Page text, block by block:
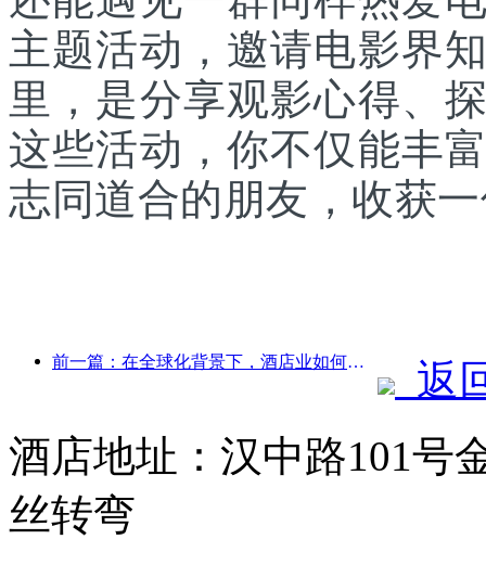
主题活动，邀请电影界
里，是分享观影心得、
这些活动，你不仅能丰
志同道合的朋友，收获
前一篇：在全球化背景下，酒店业如何找到新兴的增长点
返
酒店地址：汉中路101号
丝转弯